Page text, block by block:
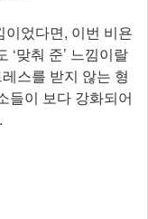
이었다면, 이번 비욘
‘맞춰 준’ 느낌이랄
스를 받지 않는 형
들이 보다 강화되어